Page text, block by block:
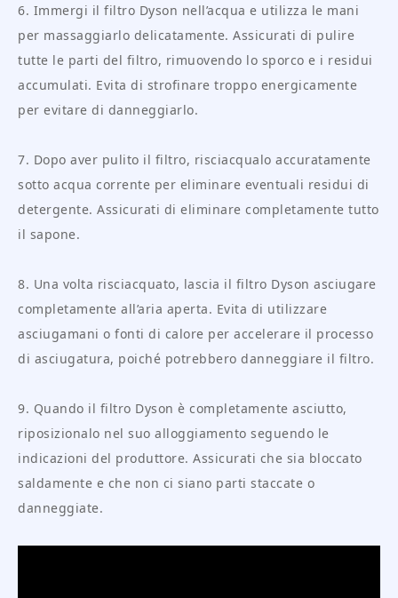
6. Immergi il filtro Dyson nell’acqua e utilizza le mani
per massaggiarlo delicatamente. Assicurati di pulire
tutte le parti del filtro, rimuovendo lo sporco e i residui
accumulati. Evita di strofinare troppo energicamente
per evitare di danneggiarlo.
7. Dopo aver pulito il filtro, risciacqualo accuratamente
sotto acqua corrente per eliminare eventuali residui di
detergente. Assicurati di eliminare completamente tutto
il sapone.
8. Una volta risciacquato, lascia il filtro Dyson asciugare
completamente all’aria aperta. Evita di utilizzare
asciugamani o fonti di calore per accelerare il processo
di asciugatura, poiché potrebbero danneggiare il filtro.
9. Quando il filtro Dyson è completamente asciutto,
riposizionalo nel suo alloggiamento seguendo le
indicazioni del produttore. Assicurati che sia bloccato
saldamente e che non ci siano parti staccate o
danneggiate.